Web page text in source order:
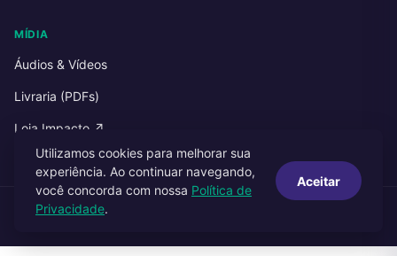
MÍDIA
Áudios & Vídeos
Livraria (PDFs)
Loja Impacto ↗
© 2026 Impacto Publicações. Todos os direitos reservados.
Utilizamos cookies para melhorar sua
experiência. Ao continuar navegando,
você concorda com nossa Política de
Privacidade.
Aceitar